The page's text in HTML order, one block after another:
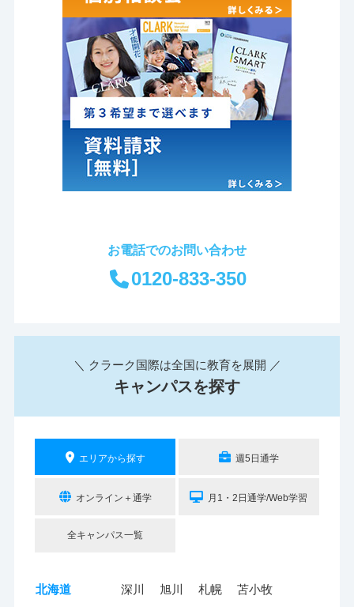
お電話でのお問い合わせ
0120-833-350
＼ クラーク国際は全国に教育を展開 ／
キャンパスを探す
エリアから探す 週5日通学
オンライン＋通学 月1・2日通学/Web学習
全キャンパス一覧
北海道 深川 旭川 札幌 苫小牧